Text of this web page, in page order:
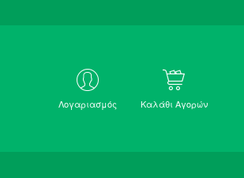
Λογαριασμός Καλάθι Αγορών